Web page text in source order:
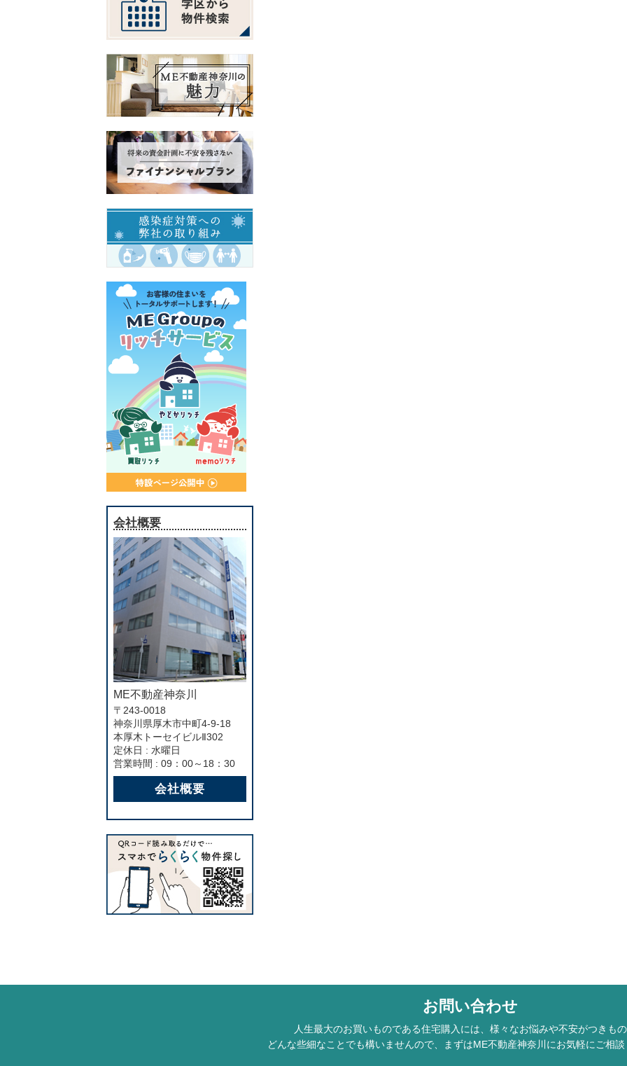
会社概要
ME不動産神奈川
〒243-0018
神奈川県厚木市中町4-9-18
本厚木トーセイビルⅡ302
定休日 : 水曜日
営業時間 : 09：00～18：30
会社概要
お問い合わせ
人生最大のお買いものである住宅購入には、様々なお悩みや不安がつきも
どんな些細なことでも構いませんので、まずはME不動産神奈川にお気軽にご相談